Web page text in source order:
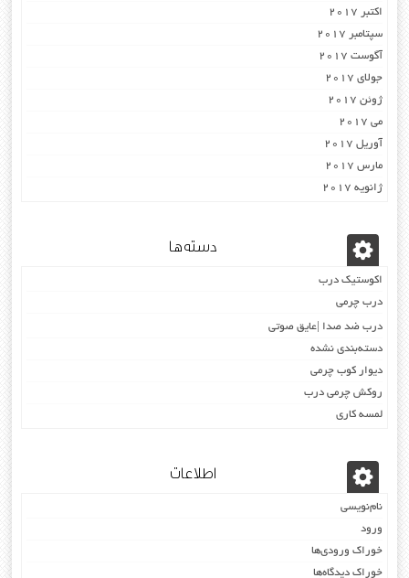
اکتبر 2017
سپتامبر 2017
آگوست 2017
جولای 2017
ژوئن 2017
می 2017
آوریل 2017
مارس 2017
ژانویه 2017
دسته‌ها
اکوستیک درب
درب چرمی
درب ضد صدا |عایق صوتی
دسته‌بندی نشده
دیوار کوب چرمی
روکش چرمی درب
لمسه کاری
اطلاعات
نام‌نویسی
ورود
خوراک ورودی‌ها
خوراک دیدگاه‌ها